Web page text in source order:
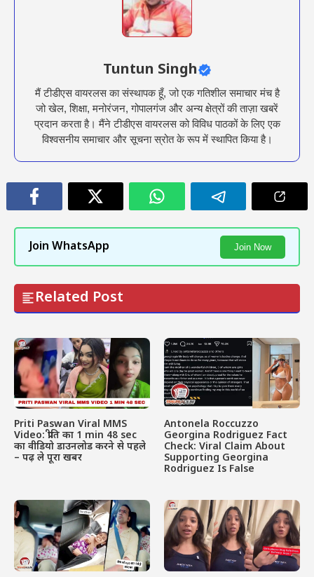
Tuntun Singh
मैं टीडीएस वायरलस का संस्थापक हूँ, जो एक गतिशील समाचार मंच है
जो खेल, शिक्षा, मनोरंजन, गोपालगंज और अन्य क्षेत्रों की ताज़ा खबरें
प्रदान करता है। मैंने टीडीएस वायरलस को विविध पाठकों के लिए एक
विश्वसनीय समाचार और सूचना स्रोत के रूप में स्थापित किया है।
Join WhatsApp Join Now
Related Post
Priti Paswan Viral MMS
Video: प्रीति का 1 min 48 sec
का वीडियो डाउनलोड करने से पहले
– पढ़ ले पूरा खबर
Antonela Roccuzzo
Georgina Rodriguez Fact
Check: Viral Claim About
Supporting Georgina
Rodriguez Is False